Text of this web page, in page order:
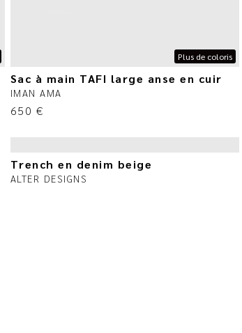
Plus de coloris
Sac à main TAFI large anse en cuir
IMAN AMA
650 €
Trench en denim beige
ALTER DESIGNS